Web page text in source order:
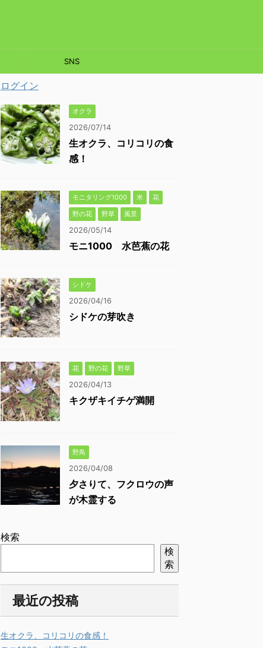
SNS
ログイン
オクラ
2026/07/14
生オクラ、コリコリの食
感！
モニタリング1000 米
花
野の花
野草 風景
2026/05/14
モニ1000 水芭蕉の花
シドケ
2026/04/16
シドケの芽吹き
花 野の花 野草
2026/04/13
キクザキイチゲ満開
野鳥
2026/04/08
夕さりて、フクロウの声
が木霊する
検索
検
索
最近の投稿
生オクラ、コリコリの食感！